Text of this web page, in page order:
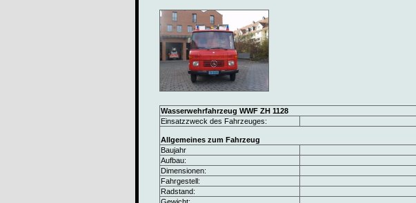
Wasserwehrfahrzeug WWF ZH 1128
Einsatzzweck des Fahrzeuges:
Allgemeines zum Fahrzeug
Baujahr
Aufbau:
Dimensionen:
Fahrgestell:
Radstand: